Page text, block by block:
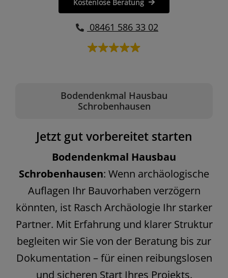
Bodendenkmal Hausbau
Schrobenhausen
Jetzt gut vorbereitet starten
Bodendenkmal Hausbau
Schrobenhausen: Wenn archäologische
Auflagen Ihr Bauvorhaben verzögern
könnten, ist Rasch Archäologie Ihr starker
Partner. Mit Erfahrung und klarer Struktur
begleiten wir Sie von der Beratung bis zur
Dokumentation – für einen reibungslosen
und sicheren Start Ihres Projekts.
Kostenlose Beratung
08461 586 33 02